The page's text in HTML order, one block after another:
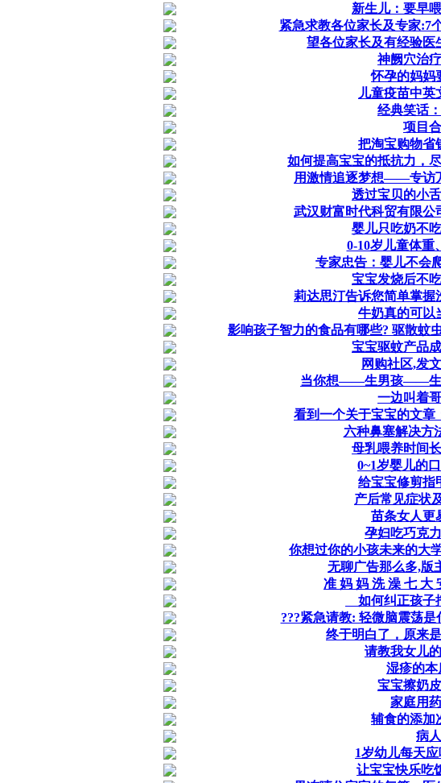
新生儿：要早
紧急求教各位家长及专家:7
望各位家长及有经验医
神阙穴治
怀孕的妈妈
儿童疫苗中英
经典笑话
项目
把淘宝购物省
如何提高宝宝的抵抗力，
用激情追逐梦想——专访
透过宝贝的小
武汉财富时代科贸有限公
婴儿只吃奶不
0-10岁儿童体重
专家忠告：婴儿不会
宝宝发烧后不
莉达思汀告诉您简单掌握
牛奶真的可以
影响孩子智力的食品有哪些? 驱散蚊
宝宝驱蚊产品
网购社区,发
当你想——生男孩——生
一边叫着
看到一个关于宝宝的文章
六种鼻塞解决方
母乳喂养时间
0~1岁婴儿的
给宝宝修剪指
产后常见症状
苗条女人更
孕妇吃巧克
你想过你的小孩未来的大
无聊广告那么多,版
准 妈 妈 洗 澡 七 大
如何纠正孩子
???紧急请教: 轻微脑震荡
终于明白了，原来
请教我女儿
湿疹的
宝宝擦奶
家庭用
辅食的添加
病人
1岁幼儿每天
让宝宝快乐吃